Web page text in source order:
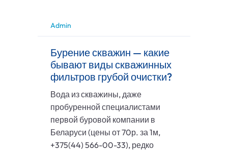
Admin
Бурение скважин — какие
бывают виды скважинных
фильтров грубой очистки?
Вода из скважины, даже
пробуренной специалистами
первой буровой компании в
Беларуси (цены от 70р. за 1м,
+375(44) 566-00-33), редко